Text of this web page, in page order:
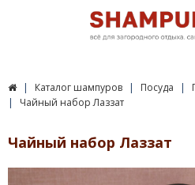
Каталог шампуров Посуда
Чайный набор Лаззат
Чайный набор Лаззат